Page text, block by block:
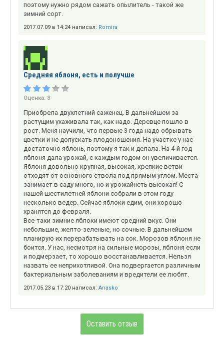
поэтому нужно рядом сажать опылитель - такой же
зимний сорт.
2017.07.09 в 14:24 написал: Romira
Средняя яблоня, есть и получше
Оценка: 3
Приобрела двухлетний саженец. В дальнейшем за
растущим ухаживала так, как надо. Деревце пошло в
рост. Меня научили, что первые 3 года надо обрывать
цветки и не допускать плодоношения. На участке у нас
достаточно яблонь, поэтому я так и делала. На 4-й год
яблоня дала урожай, с каждым годом он увеличивается.
Яблоня довольно крупная, высокая, крепкие ветви
отходят от основного ствола под прямым углом. Места
занимает в саду много, но и урожайнсть высокая! С
нашей шестилетней яблони собрали в этом году
несколько ведер. Сейчас яблоки едим, они хорошо
хранятся до февраля.
Все-таки зимние яблоки имеют средний вкус. Они
небольшие, желто-зеленые, но сочные. В дальнейшем
планирую их перерабатывать на сок. Морозов яблоня не
боится. У нас, несмотря на сильные морозы, яблоня если
и подмерзает, то хорошо восстанавливается. Нельзя
назвать ее неприхотливой. Она подвергается различным
бактериальным заболеваниям и вредители ее любят.
2017.05.23 в 17:20 написал: Anasko
Оставить отзыв